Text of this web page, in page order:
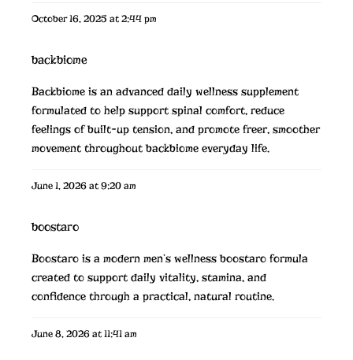
October 16, 2025 at 2:44 pm
backbiome
Backbiome is an advanced daily wellness supplement
formulated to help support spinal comfort, reduce
feelings of built-up tension, and promote freer, smoother
movement throughoutbackbiome everyday life.
June 1, 2026 at 9:20 am
boostaro
Boostaro is a modern men’s wellnessboostaro formula
created to support daily vitality, stamina, and
confidence through a practical, natural routine.
June 8, 2026 at 11:41 am